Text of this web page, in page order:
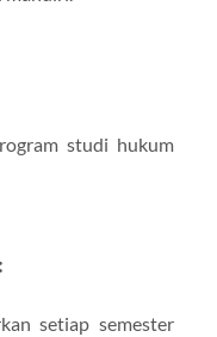
studi hukum
setiap semester